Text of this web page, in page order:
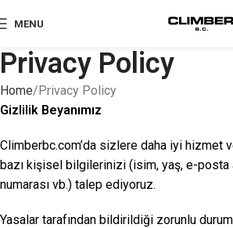
MENU
Privacy Policy
Home Privacy Policy
Gizlilik Beyanımız
Climberbc.com’da sizlere daha iyi hizmet
bazı kişisel bilgilerinizi (isim, yaş, e-
numarası vb.) talep ediyoruz.
Yasalar tarafından bildirildiği zorunlu